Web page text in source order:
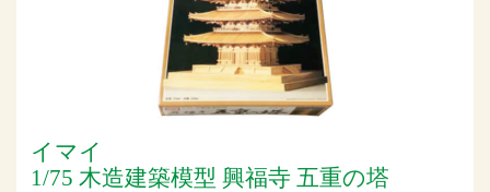
イマイ
1/75 木造建築模型 興福寺 五重の塔